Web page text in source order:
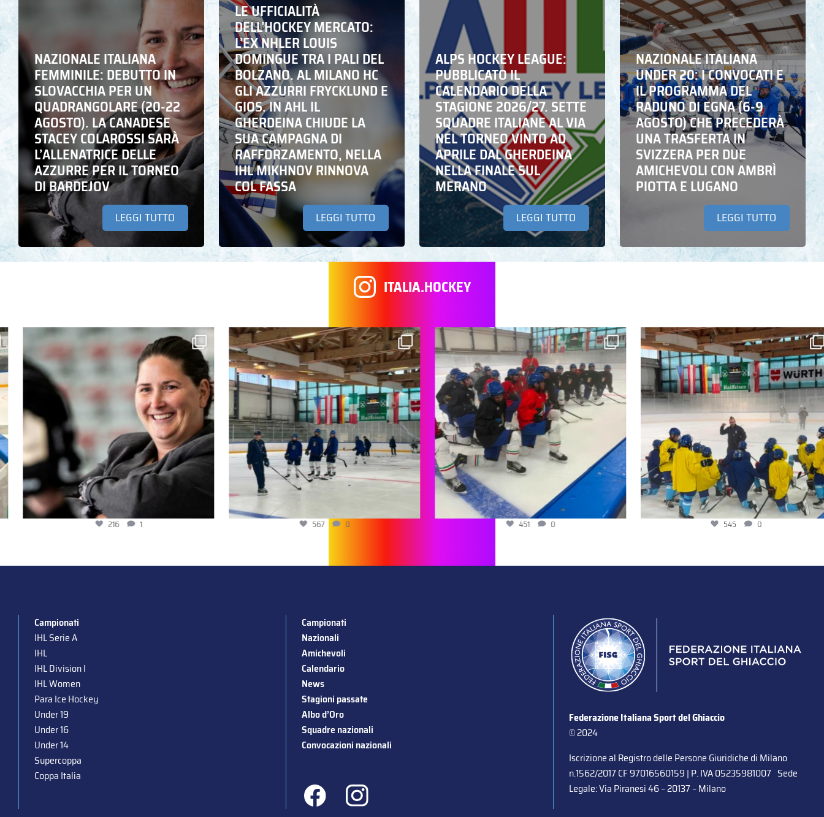
NAZIONALE ITALIANA
FEMMINILE: DEBUTTO IN
SLOVACCHIA PER UN
QUADRANGOLARE (20-22
AGOSTO). LA CANADESE
STACEY COLAROSSI SARÀ
L’ALLENATRICE DELLE
AZZURRE PER IL TORNEO
DI BARDEJOV
LEGGI TUTTO
LE UFFICIALITÀ
DELL’HOCKEY MERCATO:
L’EX NHLER LOUIS
DOMINGUE TRA I PALI DEL
BOLZANO. AL MILANO HC
GLI AZZURRI FRYCKLUND E
GIOS. IN AHL IL
GHERDEINA CHIUDE LA
SUA CAMPAGNA DI
RAFFORZAMENTO, NELLA
IHL MIKHNOV RINNOVA
COL FASSA
LEGGI TUTTO
ALPS HOCKEY LEAGUE:
PUBBLICATO IL
CALENDARIO DELLA
STAGIONE 2026/27. SETTE
SQUADRE ITALIANE AL VIA
NEL TORNEO VINTO AD
APRILE DAL GHERDEINA
NELLA FINALE SUL
MERANO
LEGGI TUTTO
NAZIONALE ITALIANA
UNDER 20: I CONVOCATI E
IL PROGRAMMA DEL
RADUNO DI EGNA (6-9
AGOSTO) CHE PRECEDERÀ
UNA TRASFERTA IN
SVIZZERA PER DUE
AMICHEVOLI CON AMBRÌ
PIOTTA E LUGANO
LEGGI TUTTO
ITALIA.HOCKEY
216 567 0 451 0 545 0
Campionati
IHL Serie A
IHL
IHL Division I
IHL Women
Para Ice Hockey
Under 19
Under 16
Under 14
Supercoppa
Coppa Italia
Campionati
Nazionali
Amichevoli
Calendario
News
Stagioni passate
Albo d’Oro
Squadre nazionali
Convocazioni nazionali
Federazione Italiana Sport del Ghiaccio
© 2024
Iscrizione al Registro delle Persone Giuridiche di Milano
n.1562/2017 CF 97016560159 | P. IVA 05235981007 Sede
Legale: Via Piranesi 46 – 20137 – Milano